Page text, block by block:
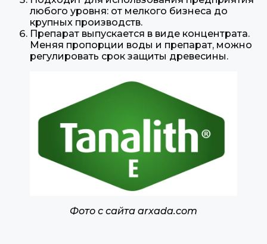
любого уровня: от мелкого бизнеса до
крупных производств.
Препарат выпускается в виде концентрата.
Меняя пропорции воды и препарат, можно
регулировать срок защиты древесины.
Фото с сайта arxada.com